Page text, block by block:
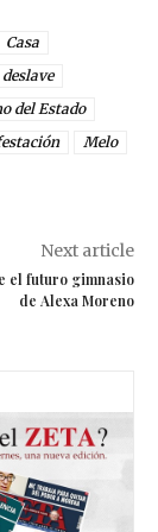
Casa
deslave
del Estado
Melo
Next article
el futuro gimnasio
de Alexa Moreno